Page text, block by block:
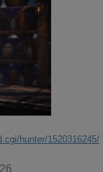
hunter/1520316245/